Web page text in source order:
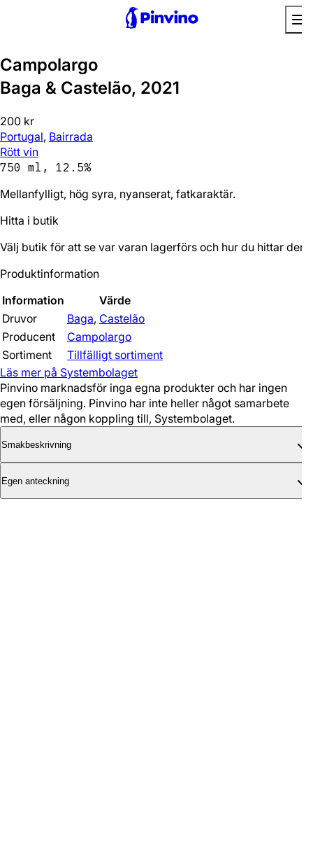
Campolargo
Baga & Castelão, 2021
200 kr
Portugal, Bairrada
Rött vin
750 ml, 12.5%
Mellanfylligt, hög syra, nyanserat, fatkaraktär.
Hitta i butik
Välj butik för att se var varan lagerförs och hur du hittar den.
Produktinformation
Information
Värde
Druvor
Baga, Castelão
Producent
Campolargo
Sortiment
Tillfälligt sortiment
Läs mer på Systembolaget
Pinvino marknadsför inga egna produkter och har ingen
egen försäljning. Pinvino har inte heller något samarbete
med, eller någon koppling till, Systembolaget.
Smakbeskrivning
Egen anteckning